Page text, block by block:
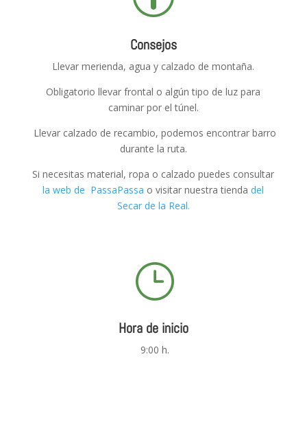
Consejos
Llevar merienda, agua y calzado de montaña.
Obligatorio llevar frontal o algún tipo de luz para
caminar por el túnel.
Llevar calzado de recambio, podemos encontrar barro
durante la ruta.
Si necesitas material, ropa o calzado puedes consultar
la web de PassaPassa o visitar nuestra tiendadel
Secar de la Real.
}
Hora de inicio
9:00 h.